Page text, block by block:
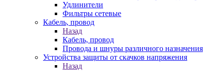
Удлинители
Фильтры сетевые
Кабель, провод
Назад
Кабель, провод
Провода и шнуры различного назначения
Устройства защиты от скачков напряжения
Назад